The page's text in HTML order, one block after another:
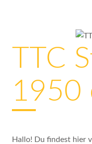
TTC
1950
Hallo! Du findest hier